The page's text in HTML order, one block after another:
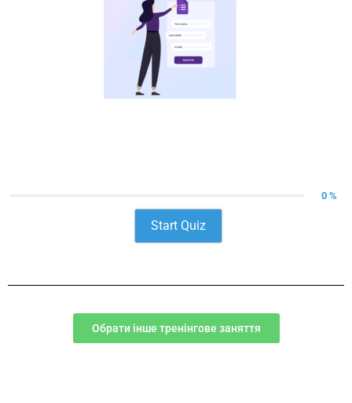
0 %
Start Quiz
Обрати інше тренінгове заняття